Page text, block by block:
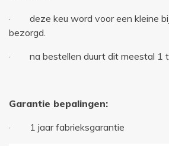
· deze keu word voor een kleine
bezorgd.
· na bestellen duurt dit meestal 1
Garantie bepalingen:
· 1 jaar fabrieksgarantie